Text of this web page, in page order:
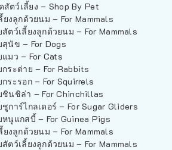
ตว์เลี้ยง – Shop By Pet
งลูกด้วยนม – For Mammals
ตว์เลี้ยงลูกด้วยนม – For Mammals
นัข – For Dogs
มว – For Cats
ระต่าย – For Rabbits
ระรอก – For Squirrels
ชินชิล่า – For Chinchillas
การ์ไกลเดอร์ – For Sugar Gliders
หนูแกสบี้ – For Guinea Pigs
งลูกด้วยนม – For Mammals
ตว์เลี้ยงลูกด้วยนม – For Mammals